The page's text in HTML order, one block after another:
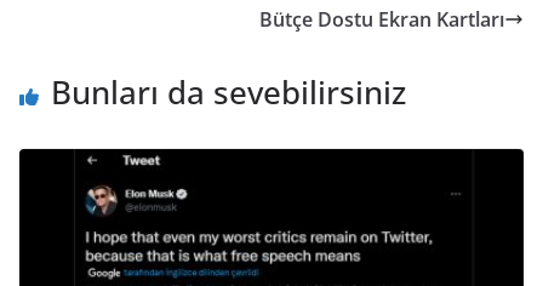
Bütçe Dostu Ekran Kartları
Bunları da sevebilirsiniz